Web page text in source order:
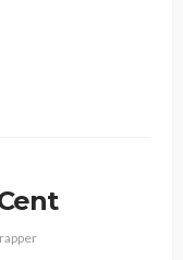
rapper